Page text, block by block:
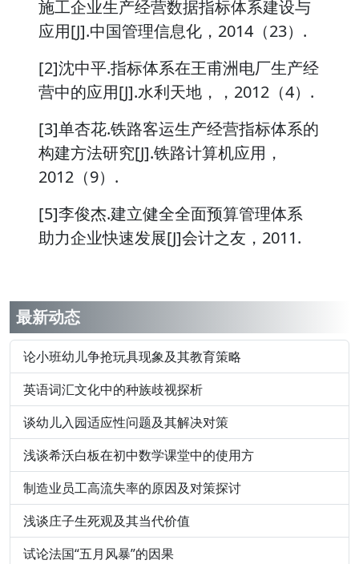
施工企业生产经营数据指标体系建设与
应用[J].中国管理信息化，2014（23）.
[2]沈中平.指标体系在王甫洲电厂生产经
营中的应用[J].水利天地，，2012（4）.
[3]单杏花.铁路客运生产经营指标体系的
构建方法研究[J].铁路计算机应用，
2012（9）.
[5]李俊杰.建立健全全面预算管理体系
助力企业快速发展[J]会计之友，2011.
最新动态
论小班幼儿争抢玩具现象及其教育策略
英语词汇文化中的种族歧视探析
谈幼儿入园适应性问题及其解决对策
浅谈希沃白板在初中数学课堂中的使用方
制造业员工高流失率的原因及对策探讨
浅谈庄子生死观及其当代价值
试论法国“五月风暴”的因果